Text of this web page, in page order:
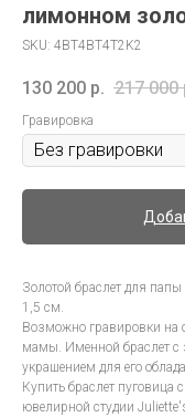
лимонном
SKU: 4BT4BT4T2K2
130 200 р. 217 000
Гравировка
Золотой браслет для
1,5 см.
Возможно гравировки на
мамы. Именной браслет с
украшением для его
Купить браслет пуговица
ювелирной студии